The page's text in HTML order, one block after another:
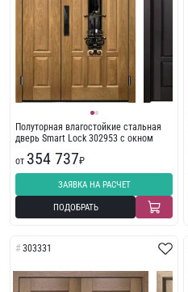
Полуторная влагостойкие стальная
дверь Smart Lock 302953 с окном
от 354 737₽
ЗАЯВКА НА РАСЧЕТ
ПОДОБРАТЬ
303331